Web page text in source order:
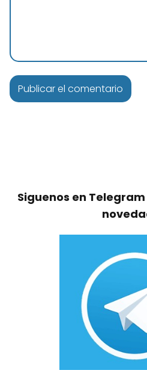
Siguenos en